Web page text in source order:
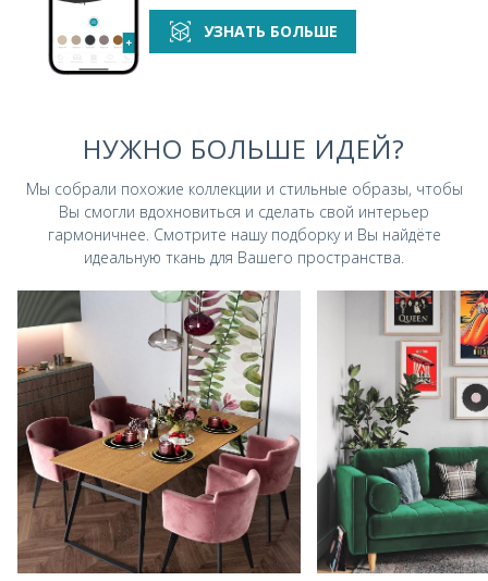
УЗНАТЬ БОЛЬШЕ
НУЖНО БОЛЬШЕ ИДЕЙ?
Мы собрали похожие коллекции и стильные образы, чтобы
Вы смогли вдохновиться и сделать свой интерьер
гармоничнее. Смотрите нашу подборку и Вы найдёте
идеальную ткань для Вашего пространства.